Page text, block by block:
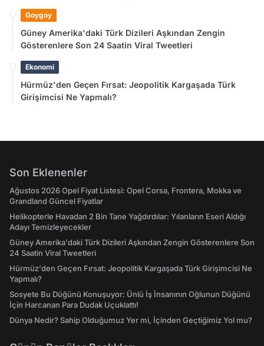
Goygoy
Güney Amerika'daki Türk Dizileri Aşkından Zengin
Gösterenlere Son 24 Saatin Viral Tweetleri
Ekonomi
Hürmüz'den Geçen Fırsat: Jeopolitik Kargaşada Türk
Girişimcisi Ne Yapmalı?
Son Eklenenler
Ağustos 2026 Opel Fiyat Listesi: Opel Corsa, Frontera, Mokka ve
Grandland Güncel Fiyatlar
Helikopterle Havadan 2 Bin Tane Yağdırdılar: Yılanların Eseri Aldığı
Adayı Temizleyecekler
Güney Amerika'daki Türk Dizileri Aşkından Zengin Gösterenlere Son
24 Saatin Viral Tweetleri
Hürmüz'den Geçen Fırsat: Jeopolitik Kargaşada Türk Girişimcisi Ne
Yapmalı?
Sosyete Bu Düğünü Konuşuyor: Ünlü İş İnsanının Oğlunun Düğünü
İçin Harcanan Para Dudak Uçuklattı!
Dünya Nedir? Sahip Olduğumuz Yer mi, İçinden Geçtiğimiz Yol mu?